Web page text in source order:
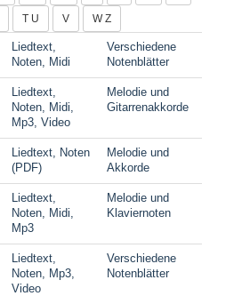
T U V W Z
Liedtext,
Noten, Midi
Verschiedene
Notenblätter
Liedtext,
Noten, Midi,
Mp3, Video
Melodie und
Gitarrenakkorde
Liedtext, Noten
(PDF)
Melodie und
Akkorde
Liedtext,
Noten, Midi,
Mp3
Melodie und
Klaviernoten
Liedtext,
Noten, Mp3,
Video
Verschiedene
Notenblätter